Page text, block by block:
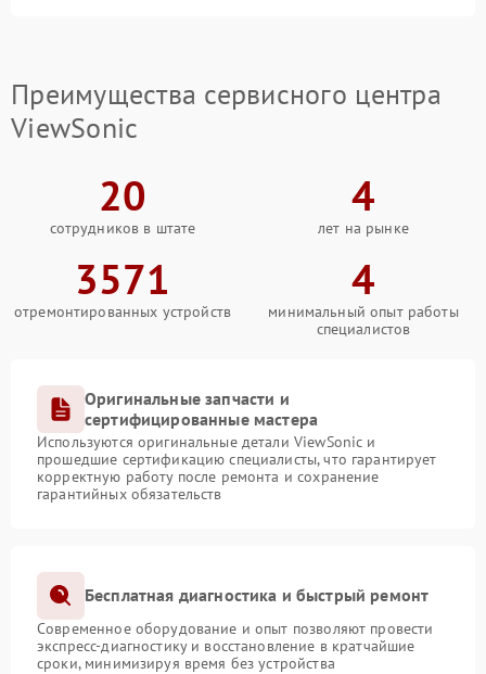
Преимущества сервисного центра
ViewSonic
20
сотрудников в штате
4
лет на рынке
3571
отремонтированных устройств
4
минимальный опыт работы
специалистов
Оригинальные запчасти и
сертифицированные мастера
Используются оригинальные детали ViewSonic и
прошедшие сертификацию специалисты, что гарантирует
корректную работу после ремонта и сохранение
гарантийных обязательств
Бесплатная диагностика и быстрый ремонт
Современное оборудование и опыт позволяют провести
экспресс-диагностику и восстановление в кратчайшие
сроки, минимизируя время без устройства